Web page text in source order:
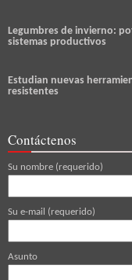
Legumbres de invierno:
sistemas productivos
Estudian nuevas
resistentes
Contáctenos
Su nombre (requerido)
Su e-mail (requerido)
Asunto